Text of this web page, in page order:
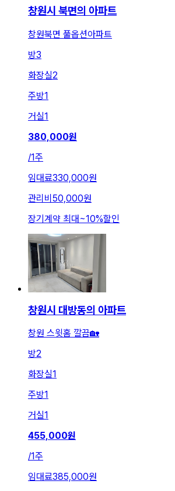
창원시 북면의 아파트
창원북면 풀옵션아파트
방3
화장실2
주방1
거실1
380,000원
/1주
임대료330,000원
관리비 50,000원
장기계약 최대~10%할인
창원시 대방동의 아파트
창원 스윗홈 깔끔🏡
방2
화장실1
주방1
거실1
455,000원
/1주
임대료385,000원